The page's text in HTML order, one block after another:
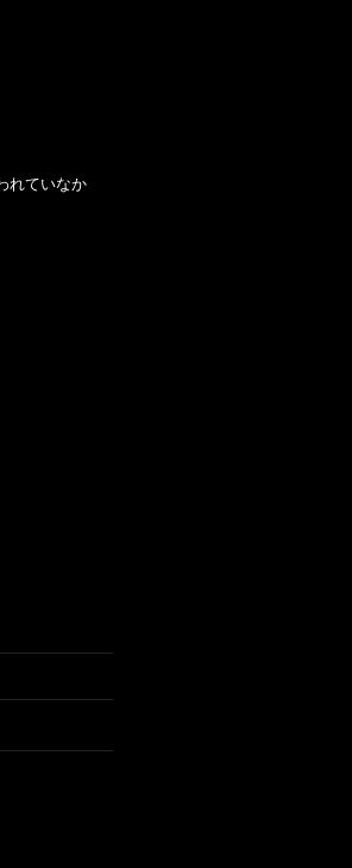
れていなか